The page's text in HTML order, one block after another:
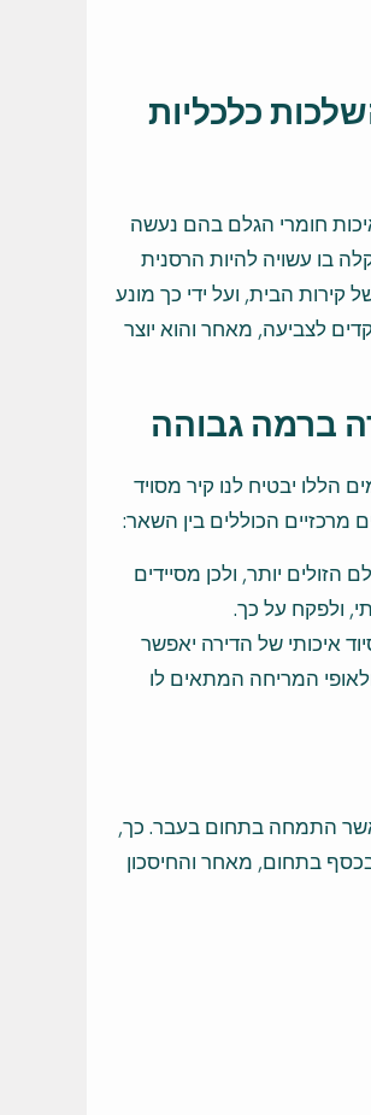
כלכליות
חומרי הגלם בהם נעשה
בו עשויה להיות הרסנית
הבית, ועל ידי כך מונע
לצביעה, מאחר והוא יוצר
ברמה גבוהה
הללו יבטיח לנו קיר מסויד
מרכזיים הכוללים בין השאר:
יותר, ולכן מסיידים
ולפקח על כך.
איכותי של הדירה יאפשר
המריחה המתאים לו
אשר התמחה בתחום בעבר. כך,
בתחום, מאחר והחיסכון